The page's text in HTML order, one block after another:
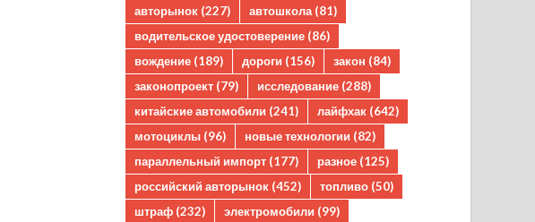
авторынок (227) автошкола (81)
водительское удостоверение (86)
вождение (189) дороги (156) закон (84)
законопроект (79) исследование (288)
китайские автомобили (241) лайфхак (642)
мотоциклы (96) новые технологии (82)
параллельный импорт (177) разное (125)
российский авторынок (452) топливо (50)
штраф (232) электромобили (99)